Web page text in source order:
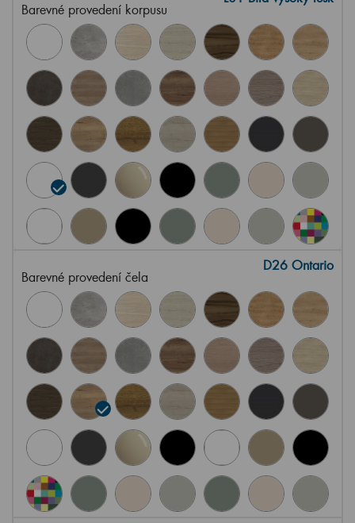
Barevné provedení korpusu
Barevné provedení čela
D26 Ontario